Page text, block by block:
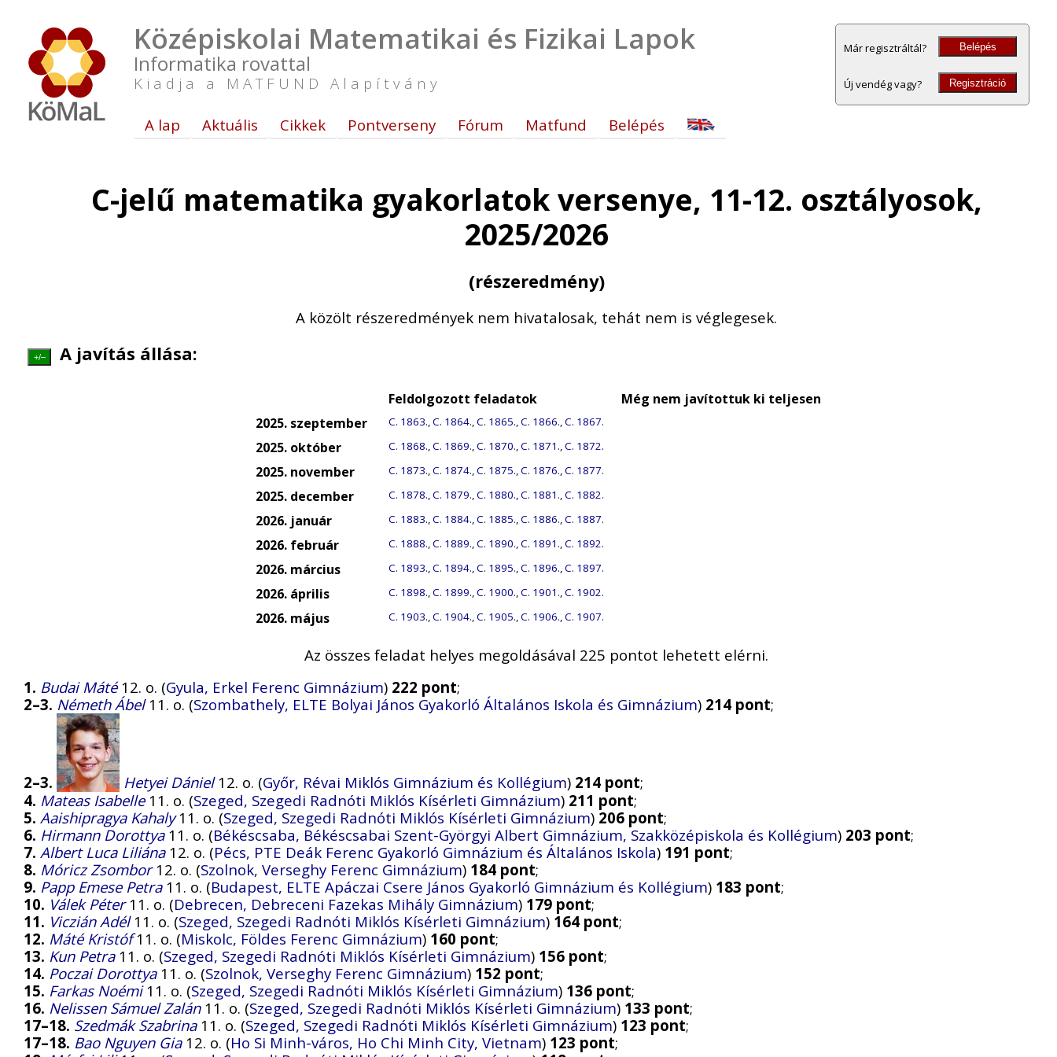
Középiskolai Matematikai és Fizikai Lapok
Informatika rovattal
Kiadja a MATFUND Alapítvány
Már regisztráltál? Belépés
Új vendég vagy? Regisztráció
A lap Aktuális Cikkek Pontverseny Fórum Matfund Belépés
C-jelű matematika gyakorlatok versenye, 11-12. osztályosok,
2025/2026
(részeredmény)
A közölt részeredmények nem hivatalosak, tehát nem is véglegesek.
+/– A javítás állása:
Feldolgozott feladatok
Még nem javítottuk ki teljesen
2025. szeptember
C. 1863.,C. 1864.,C. 1865.,C. 1866.,C. 1867.
2025. október C. 1868.,C. 1869.,C. 1870.,C. 1871.,C. 1872.
2025. november C. 1873.,C. 1874.,C. 1875.,C. 1876.,C. 1877.
2025. december C. 1878.,C. 1879.,C. 1880.,C. 1881.,C. 1882.
2026. január C. 1883.,C. 1884.,C. 1885.,C. 1886.,C. 1887.
2026. február C. 1888.,C. 1889.,C. 1890.,C. 1891.,C. 1892.
2026. március C. 1893.,C. 1894.,C. 1895.,C. 1896.,C. 1897.
2026. április C. 1898.,C. 1899.,C. 1900.,C. 1901.,C. 1902.
2026. május C. 1903.,C. 1904.,C. 1905.,C. 1906.,C. 1907.
Az összes feladat helyes megoldásával 225 pontot lehetett elérni.
1. Budai Máté12. o. (Gyula, Erkel Ferenc Gimnázium) 222 pont;
2–3. Németh Ábel11. o. (Szombathely, ELTE Bolyai János Gyakorló Általános Iskola és Gimnázium) 214 pont;
2–3. Hetyei Dániel12. o. (Győr, Révai Miklós Gimnázium és Kollégium) 214 pont;
4. Mateas Isabelle11. o. (Szeged, Szegedi Radnóti Miklós Kísérleti Gimnázium) 211 pont;
5. Aaishipragya Kahaly11. o. (Szeged, Szegedi Radnóti Miklós Kísérleti Gimnázium) 206 pont;
6. Hirmann Dorottya11. o. (Békéscsaba, Békéscsabai Szent-Györgyi Albert Gimnázium, Szakközépiskola és Kollégium) 203 pont;
7. Albert Luca Liliána12. o. (Pécs, PTE Deák Ferenc Gyakorló Gimnázium és Általános Iskola) 191 pont;
8. Móricz Zsombor12. o. (Szolnok, Verseghy Ferenc Gimnázium) 184 pont;
9. Papp Emese Petra11. o. (Budapest, ELTE Apáczai Csere János Gyakorló Gimnázium és Kollégium) 183 pont;
10. Válek Péter11. o. (Debrecen, Debreceni Fazekas Mihály Gimnázium) 179 pont;
11. Viczián Adél11. o. (Szeged, Szegedi Radnóti Miklós Kísérleti Gimnázium) 164 pont;
12. Máté Kristóf11. o. (Miskolc, Földes Ferenc Gimnázium) 160 pont;
13. Kun Petra11. o. (Szeged, Szegedi Radnóti Miklós Kísérleti Gimnázium) 156 pont;
14. Poczai Dorottya11. o. (Szolnok, Verseghy Ferenc Gimnázium) 152 pont;
15. Farkas Noémi11. o. (Szeged, Szegedi Radnóti Miklós Kísérleti Gimnázium) 136 pont;
16. Nelissen Sámuel Zalán11. o. (Szeged, Szegedi Radnóti Miklós Kísérleti Gimnázium) 133 pont;
17–18. Szedmák Szabrina11. o. (Szeged, Szegedi Radnóti Miklós Kísérleti Gimnázium) 123 pont;
17–18. Bao Nguyen Gia12. o. (Ho Si Minh-város, Ho Chi Minh City, Vietnam) 123 pont;